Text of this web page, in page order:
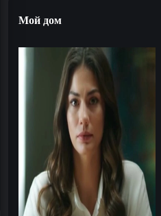
Мой дом